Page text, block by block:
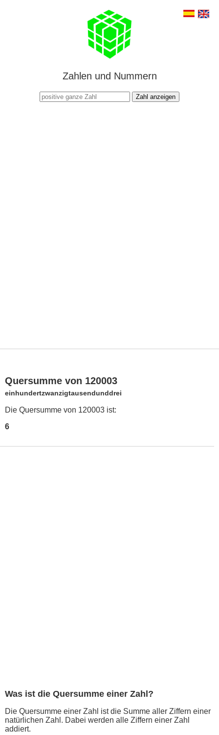
Zahlen und Nummern
Zahl anzeigen
Quersumme von 120003
einhundertzwanzigtausendunddrei
Die Quersumme von 120003 ist:
6
Was ist die Quersumme einer Zahl?
Die Quersumme einer Zahl ist die Summe aller Ziffern einer
natürlichen Zahl. Dabei werden alle Ziffern einer Zahl
addiert.